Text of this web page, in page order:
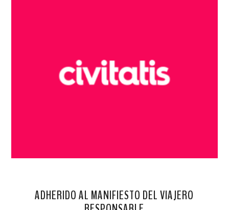
ADHERIDO AL MANIFIESTO DEL VIAJERO